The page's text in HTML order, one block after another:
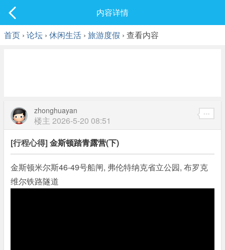
最新发表
内容详情
首页 › 论坛 › 休闲生活 › 旅游度假 › 查看内容
zhonghuayan
楼主 2026-5-20 08:51
[行程心得]金斯顿踏青露营(下)
金斯顿米尔斯46-49号船闸, 弗伦特纳克省立公园, 布罗克
维尔铁路隧道